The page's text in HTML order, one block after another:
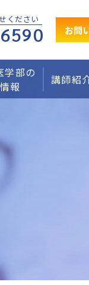
ください
お問
学部の
報
講師紹